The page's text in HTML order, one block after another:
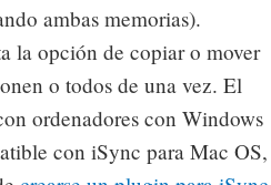
ambas memorias).
la opción de copiar o mover
o todos de una vez. El
ordenadores con Windows
con iSync para Mac OS,